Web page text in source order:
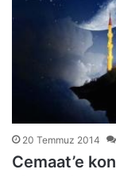
20 Temmuz 2014
Cemaat’e